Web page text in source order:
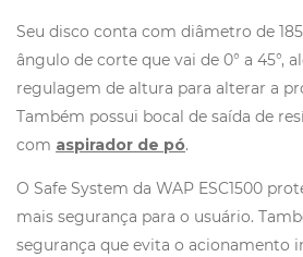
Seu disco conta com diâmetro de
ângulo de corte que vai de 0° a 45°,
regulagem de altura para alterar a
Também possui bocal de saída de
com aspirador de pó.
O Safe System da WAP ESC1500
mais segurança para o usuário.
segurança que evita o acionamento